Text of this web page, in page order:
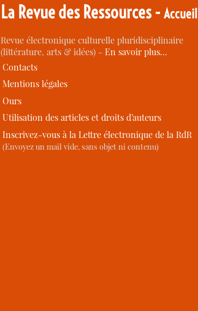
La Revue des Ressources -Accueil
Revue électronique culturelle pluridisciplinaire
(littérature, arts & idées) -En savoir plus…
Contacts
Mentions légales
Ours
Utilisation des articles et droits d’auteurs
Inscrivez-vous à la Lettre électronique de la RdR
(Envoyez un mail vide, sans objet ni contenu)